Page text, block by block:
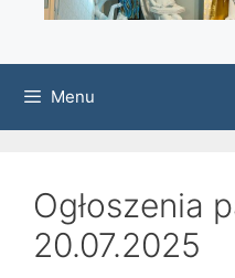
Menu
Ogłoszenia
20.07.2025